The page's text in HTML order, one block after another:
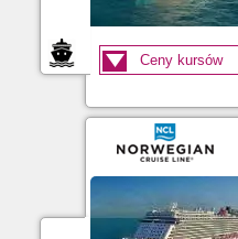
Ceny kursów